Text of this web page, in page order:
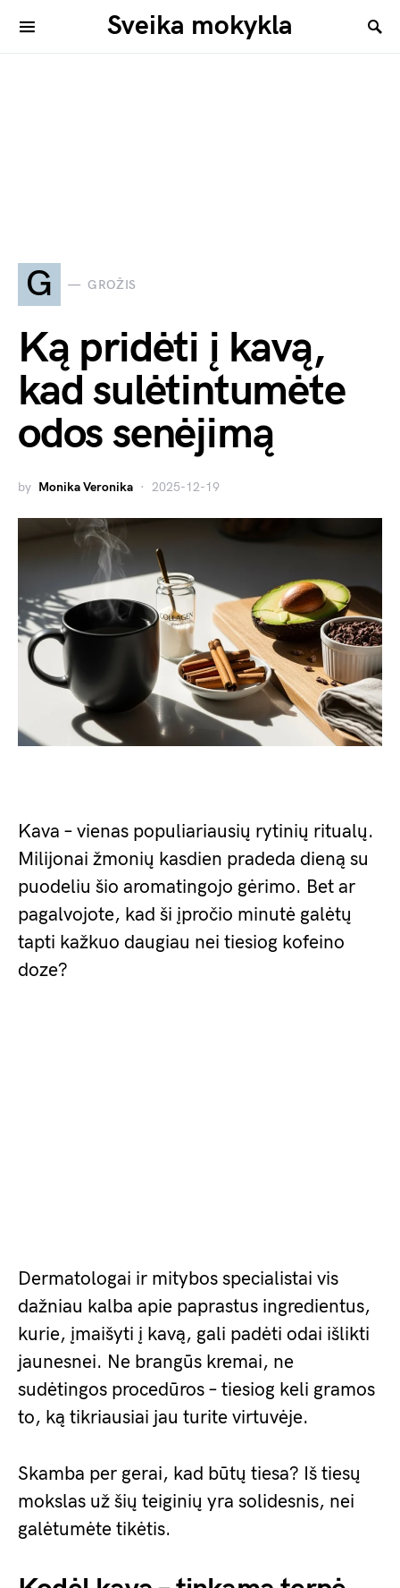
Sveika mokykla
G GROŽIS
Ką pridėti į kavą,
kad sulėtintumėte
odos senėjimą
by Monika Veronika 2025-12-19
Kava – vienas populiariausių rytinių ritualų.
Milijonai žmonių kasdien pradeda dieną su
puodeliu šio aromatingojo gėrimo. Bet ar
pagalvojote, kad ši įpročio minutė galėtų
tapti kažkuo daugiau nei tiesiog kofeino
doze?
Dermatologai ir mitybos specialistai vis
dažniau kalba apie paprastus ingredientus,
kurie, įmaišyti į kavą, gali padėti odai išlikti
jaunesnei. Ne brangūs kremai, ne
sudėtingos procedūros – tiesiog keli gramos
to, ką tikriausiai jau turite virtuvėje.
Skamba per gerai, kad būtų tiesa? Iš tiesų
mokslas už šių teiginių yra solidesnis, nei
galėtumėte tikėtis.